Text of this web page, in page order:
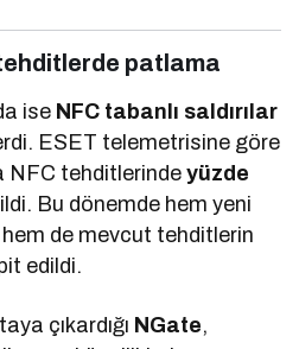
patlama
ise NFC tabanlı saldırılar
ESET telemetrisine göre
NFC tehditlerindeyüzde
Bu dönemde hem yeni
hem de mevcut tehditlerin
edildi.
çıkardığı NGate,